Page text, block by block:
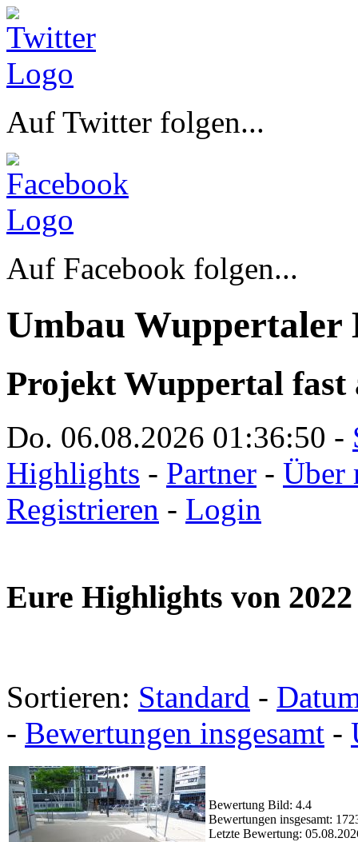
Auf Twitter folgen...
Auf Facebook folgen...
Umbau Wuppertaler
Projekt Wuppertal fast
Do. 06.08.2026 01:36:50 -
Highlights - Partner - Über
Registrieren - Login
Eure Highlights von
Sortieren: Standard -
- Bewertungen insgesamt -
Bewertung Bild: 4.4
Bewertungen insgesamt:
Letzte Bewertung: